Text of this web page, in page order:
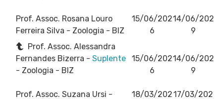
Prof. Assoc. Rosana Louro
Ferreira Silva - Zoologia - BIZ
15/06/202
6
14/06/202
9
Prof. Assoc. Alessandra
Fernandes Bizerra - Suplente
- Zoologia - BIZ
15/06/202
6
14/06/202
9
Prof. Assoc. Suzana Ursi - 18/03/20217/03/202